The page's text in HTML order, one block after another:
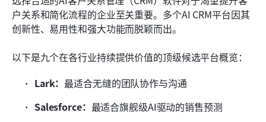
户关系和简化流程的企业至关重要。多个AI CRM平台因其
创新性、易用性和强大功能而脱颖而出。
以下是九个在各行业持续提供价值的顶级候选平台概览：
Lark：最适合无缝的团队协作与沟通
Salesforce： 最适合旗舰级AI驱动的销售预测